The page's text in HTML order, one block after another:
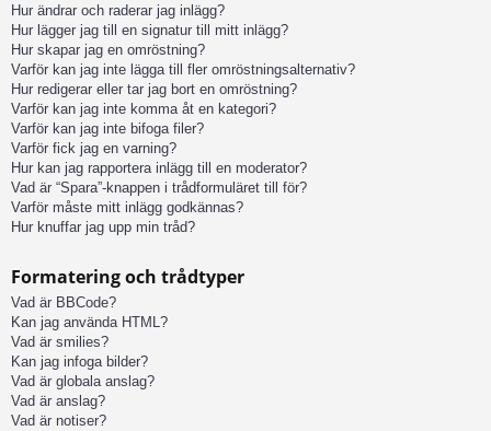
Hur ändrar och raderar jag inlägg?
Hur lägger jag till en signatur till mitt inlägg?
Hur skapar jag en omröstning?
Varför kan jag inte lägga till fler omröstningsalternativ?
Hur redigerar eller tar jag bort en omröstning?
Varför kan jag inte komma åt en kategori?
Varför kan jag inte bifoga filer?
Varför fick jag en varning?
Hur kan jag rapportera inlägg till en moderator?
Vad är “Spara”-knappen i trådformuläret till för?
Varför måste mitt inlägg godkännas?
Hur knuffar jag upp min tråd?
Formatering och trådtyper
Vad är BBCode?
Kan jag använda HTML?
Vad är smilies?
Kan jag infoga bilder?
Vad är globala anslag?
Vad är anslag?
Vad är notiser?